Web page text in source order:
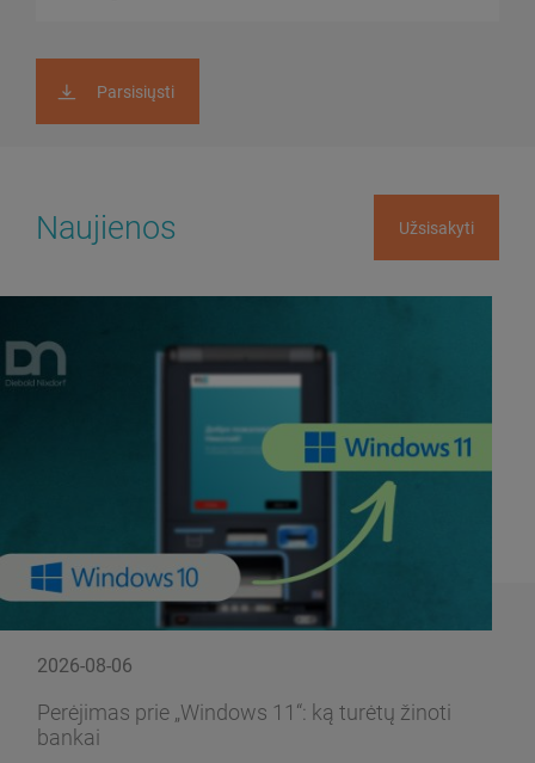
Parsisiųsti
Naujienos Užsisakyti
2026-08-06
Perėjimas prie „Windows 11“: ką turėtų žinoti
bankai